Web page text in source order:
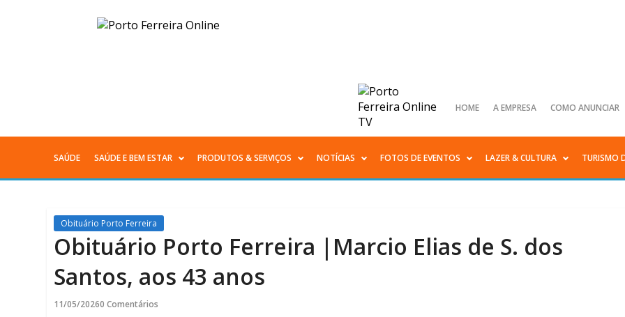
Obituário
Elias
de
S.
dos
Santos,
aos
HOME A EMPRESA COMO ANUNCIAR
Menu
SAÚDE SAÚDE E BEM ESTAR PRODUTOS & SERVIÇOS NOTÍCIAS FOTOS DE EVENTOS LAZER & CULTURA TURISMO
Obituário Porto Ferreira
Obituário Porto Ferreira |Marcio Elias de S. dos
Santos, aos 43 anos
11/05/20260 Comentários